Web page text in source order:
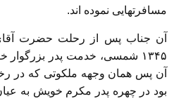
مسافرتهایی نموده اند.
آن جناب پس از رحلت حضرت
۱۳۴۵ شمسی، خدمت پدر
آن پس همان وجهه ملکوتی که در
بود در چهره پدر مکرم خویش به